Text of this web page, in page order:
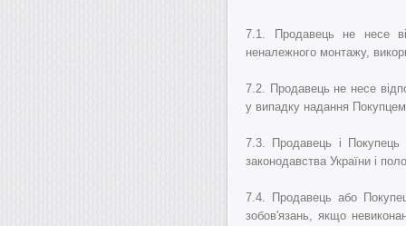
7.1.
Продавець не несе
неналежного монтажу,
7.2. Продавець не несе
у випадку надання Покупцем
7.3.
Продавець і Покупець
законодавства України і
7.4.
Продавець або
зобов'язань, якщо